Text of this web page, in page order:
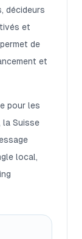
décideurs
et
de
et
pour les
la Suisse
local,